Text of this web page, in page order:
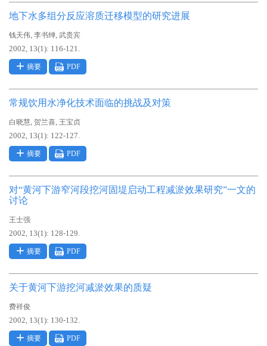
地下水多组分反应溶质迁移模型的研究进展
钱天伟, 李书绅, 武贵宾
2002, 13(1): 116-121.
摘要 PDF
常规饮用水净化技术面临的挑战及对策
白晓慧, 贺兰喜, 王宝贞
2002, 13(1): 122-127.
摘要 PDF
对“黄河下游窄河段挖河固堤启动工程减淤效果研究”一文的
讨论
王士强
2002, 13(1): 128-129.
摘要 PDF
关于黄河下游挖河减淤效果的质疑
费祥俊
2002, 13(1): 130-132.
摘要 PDF